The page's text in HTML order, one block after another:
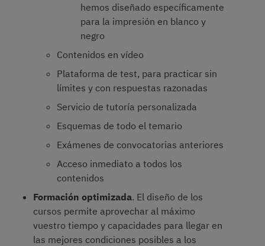
hemos diseñado específicamente
para la impresión en blanco y
negro
Contenidos en vídeo
Plataforma de test, para practicar sin
límites y con respuestas razonadas
Servicio de tutoría personalizada
Esquemas de todo el temario
Exámenes de convocatorias anteriores
Acceso inmediato a todos los
contenidos
Formación optimizada. El diseño de los
cursos permite aprovechar al máximo
vuestro tiempo y capacidades para llegar en
las mejores condiciones posibles a los